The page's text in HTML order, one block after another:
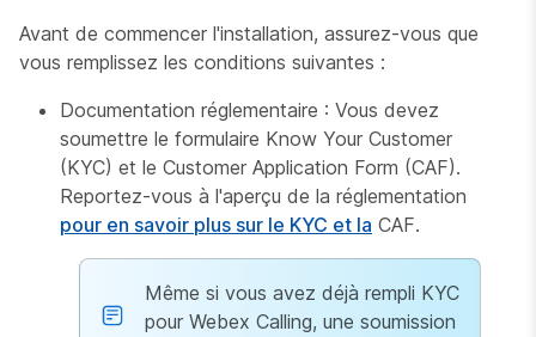
Avant de commencer l'installation, assurez-vous que
vous remplissez les conditions suivantes :
Documentation réglementaire : Vous devez
soumettre le formulaire Know Your Customer
(KYC) et le Customer Application Form (CAF).
Reportez-vous à l'aperçu de la réglementation
pour en savoir plus sur le KYC et la CAF.
Même si vous avez déjà rempli KYC
pour Webex Calling, une soumission